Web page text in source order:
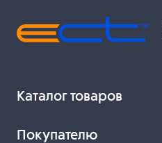
Каталог товаров
Покупателю